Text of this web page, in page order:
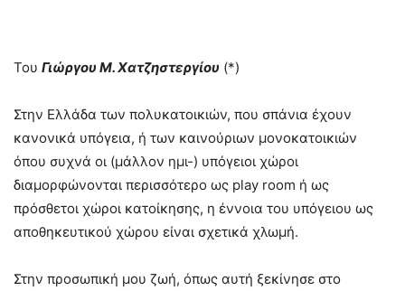
Του Γιώργου Μ. Χατζηστεργίου (*)
Στην Ελλάδα των πολυκατοικιών, που σπάνια έχουν
κανονικά υπόγεια, ή των καινούριων μονοκατοικιών
όπου συχνά οι (μάλλον ημι-) υπόγειοι χώροι
διαμορφώνονται περισσότερο ως play room ή ως
πρόσθετοι χώροι κατοίκησης, η έννοια του υπόγειου ως
αποθηκευτικού χώρου είναι σχετικά χλωμή.
Στην προσωπική μου ζωή, όπως αυτή ξεκίνησε στο